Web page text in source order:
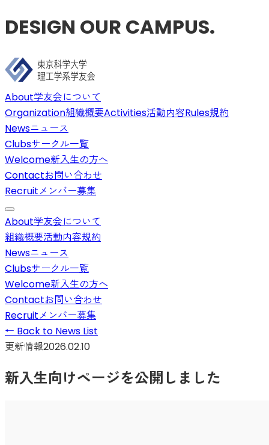
DESIGN OUR CAMPUS.
About学友会について
Organization組織概要Activities活動内容Rules規約
Newsニュース
Clubsサークル一覧
Welcome新入生の方へ
Contactお問い合わせ
Recruitメンバー募集
About学友会について
組織概要活動内容規約
Newsニュース
Clubsサークル一覧
Welcome新入生の方へ
Contactお問い合わせ
Recruitメンバー募集
← Back to News List
更新情報2026.02.10
新入生向けページを公開しました